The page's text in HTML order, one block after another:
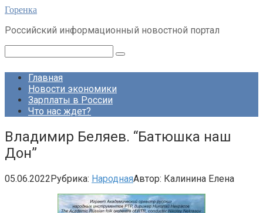
Перейти
контенту
Горенка
Российский информационный новостной портал
Главная
Новости экономики
Зарплаты в России
Что нас ждет?
Владимир Беляев. “Батюшка наш
Дон”
05.06.2022Рубрика: НароднаяАвтор: Калинина Елена